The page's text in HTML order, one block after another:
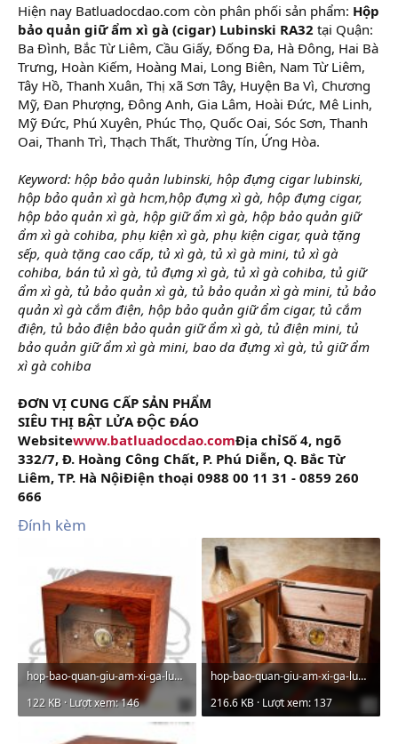
Hiện nay Batluadocdao.com còn phân phối sản phẩm: Hộp
bảo quản giữ ẩm xì gà (cigar) Lubinski RA32 tại Quận:
Ba Đình, Bắc Từ Liêm, Cầu Giấy, Đống Đa, Hà Đông, Hai Bà
Trưng, Hoàn Kiếm, Hoàng Mai, Long Biên, Nam Từ Liêm,
Tây Hồ, Thanh Xuân, Thị xã Sơn Tây, Huyện Ba Vì, Chương
Mỹ, Đan Phượng, Đông Anh, Gia Lâm, Hoài Đức, Mê Linh,
Mỹ Đức, Phú Xuyên, Phúc Thọ, Quốc Oai, Sóc Sơn, Thanh
Oai, Thanh Trì, Thạch Thất, Thường Tín, Ứng Hòa.
Keyword: hộp bảo quản lubinski, hộp đựng cigar lubinski,
hộp bảo quản xì gà hcm,hộp đựng xì gà, hộp đựng cigar,
hộp bảo quản xì gà, hộp giữ ẩm xì gà, hộp bảo quản giữ
ẩm xì gà cohiba, phụ kiện xì gà, phụ kiện cigar, quà tặng
sếp, quà tặng cao cấp, tủ xì gà, tủ xì gà mini, tủ xì gà
cohiba, bán tủ xì gà, tủ đựng xì gà, tủ xì gà cohiba, tủ giữ
ẩm xì gà, tủ bảo quản xì gà, tủ bảo quản xì gà mini, tủ bảo
quản xì gà cắm điện, hộp bảo quản giữ ẩm cigar, tủ cắm
điện, tủ bảo điện bảo quản giữ ẩm xì gà, tủ điện mini, tủ
bảo quản giữ ẩm xì gà mini, bao da đựng xì gà, tủ giữ ẩm
xì gà cohiba
ĐƠN VỊ CUNG CẤP SẢN PHẨM
SIÊU THỊ BẬT LỬA ĐỘC ĐÁO
Websitewww.batluadocdao.comĐịa chỉSố 4, ngõ
332/7, Đ. Hoàng Công Chất, P. Phú Diễn, Q. Bắc Từ
Liêm, TP. Hà NộiĐiện thoại 0988 00 11 31 - 0859 260
666
Đính kèm
hop-bao-quan-giu-am-xi-ga-lubinski-phu-kien-xi-ga-ra932-01.jpg
122 KB · Lượt xem: 146
hop-bao-quan-giu-am-xi-ga-lubinski-phu-kien-xi-ga-ra932-02.jpg
216.6 KB · Lượt xem: 137